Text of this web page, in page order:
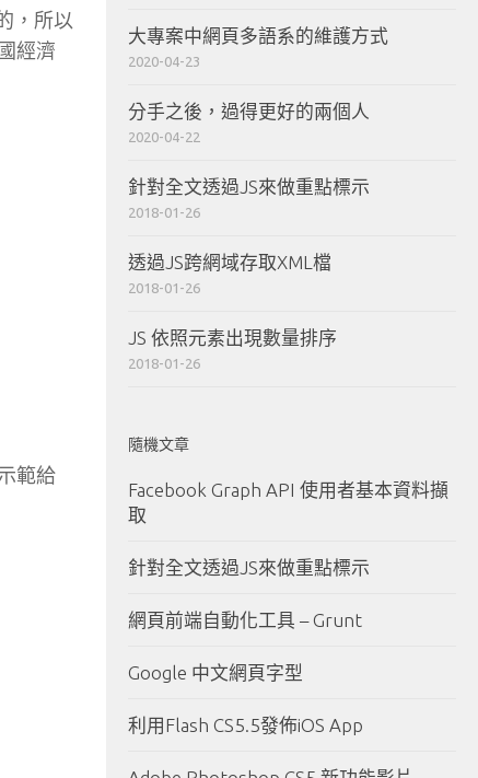
，所以
經濟
範給
大專案中網頁多語系的維護方式
2020-04-23
分手之後，過得更好的兩個人
2020-04-22
針對全文透過JS來做重點標示
2018-01-26
透過JS跨網域存取XML檔
2018-01-26
JS 依照元素出現數量排序
2018-01-26
隨機文章
Facebook Graph API 使用者基本資料擷
取
針對全文透過JS來做重點標示
網頁前端自動化工具 – Grunt
Google 中文網頁字型
利用Flash CS5.5發佈iOS App